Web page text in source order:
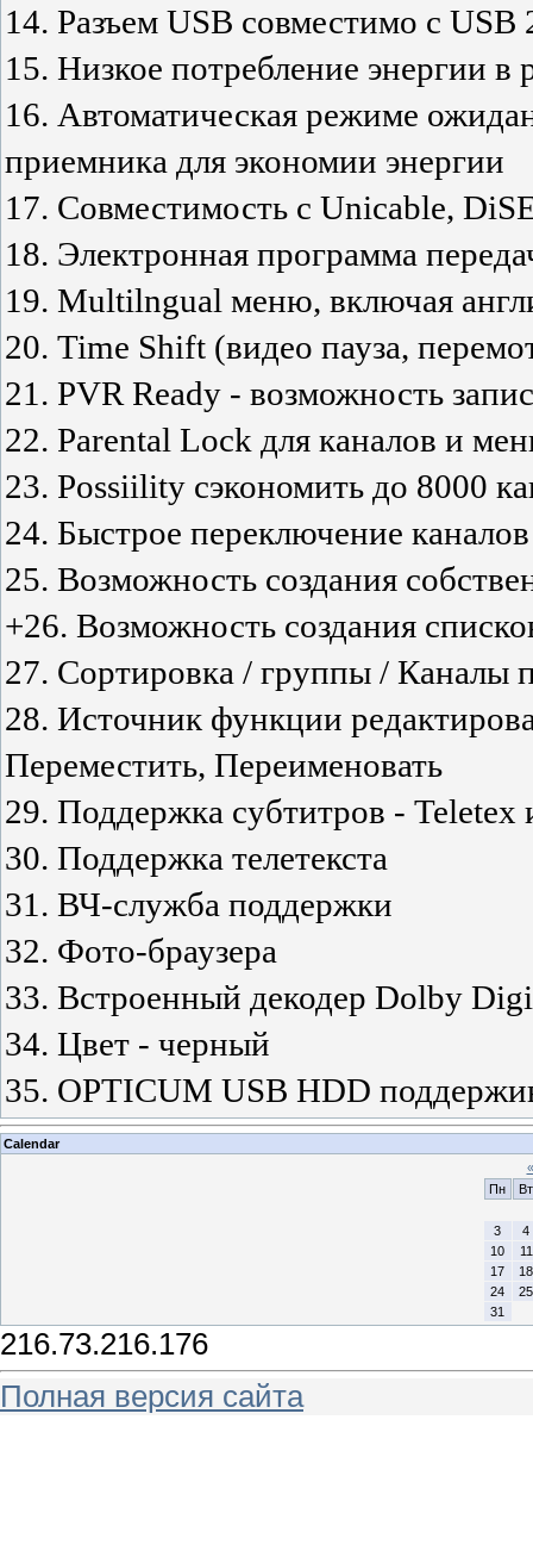
14. Разъем USB совместимо с USB
15. Низкое потребление энергии
16. Автоматическая режиме
приемника для экономии энергии
17. Совместимость с Unicable,
18. Электронная программа
19. Multilngual меню, включая
20. Time Shift (видео пауза,
21. PVR Ready - возможность
22. Parental Lock для каналов и
23. Possiility сэкономить до 8000
24. Быстрое переключение каналов
25. Возможность создания
+26. Возможность создания
27. Сортировка / группы / Каналы
28. Источник функции
Переместить, Переименовать
29. Поддержка субтитров - Teletex
30. Поддержка телетекста
31. ВЧ-служба поддержки
32. Фото-браузера
33. Встроенный декодер Dolby
34. Цвет - черный
35. OPTICUM USB HDD
Calendar
«
Пн
Вт
3
4
10
11
17
18
24
25
31
216.73.216.176
Полная версия сайта